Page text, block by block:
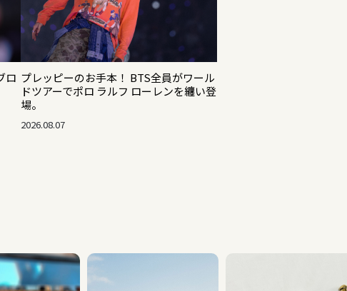
ロ プレッピーのお手本！ BTS全員がワール
ドツアーでポロ ラルフ ローレンを纏い登
場。
2026.08.07